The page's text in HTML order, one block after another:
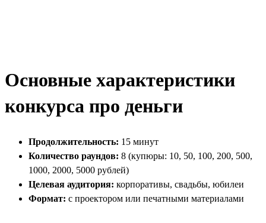
Основные характеристики
конкурса про деньги
Продолжительность: 15 минут
Количество раундов: 8 (купюры: 10, 50, 100, 200, 500,
1000, 2000, 5000 рублей)
Целевая аудитория: корпоративы, свадьбы, юбилеи
Формат: с проектором или печатными материалами